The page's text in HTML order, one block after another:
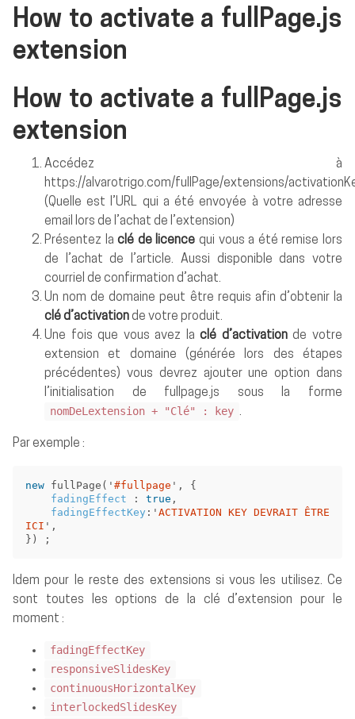
How to activate a fullPage.js
extension
How to activate a fullPage.js
extension
Accédez à
https://alvarotrigo.com/fullPage/extensions/
(Quelle est l’URL qui a été envoyée à votre adresse
email lors de l’achat de l’extension)
Présentez laclé de licence qui vous a été remise lors
de l’achat de l’article. Aussi disponible dans votre
courriel de confirmation d’achat.
Un nom de domaine peut être requis afin d’obtenir la
clé d’activationde votre produit.
Une fois que vous avez laclé d’activationde votre
extension et domaine (générée lors des étapes
précédentes) vous devrez ajouter une option dans
l’initialisation de fullpage.js sous la forme
nomDeLextension + "Clé" : key .
Par exemple :
new fullPage ( ' #fullpage ' ,
{
fadingEffect
: true ,
fadingEffectKey : ' ACTIVATION KEY DEVRAIT ÊTRE
ICI ' ,
})
;
Idem pour le reste des extensions si vous les utilisez. Ce
sont toutes les options de la clé d’extension pour le
moment :
fadingEffectKey
responsiveSlidesKey
continuousHorizontalKey
interlockedSlidesKey